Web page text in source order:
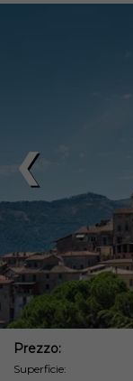
❮
Prezzo:
Superficie: